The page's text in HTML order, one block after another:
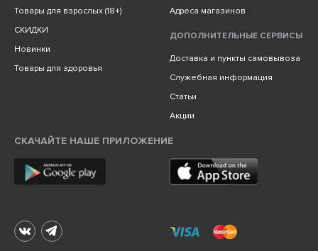
Товары для взрослых (18+)
СКИДКИ
Новинки
Товары для здоровья
Адреса магазинов
ДОПОЛНИТЕЛЬНЫЕ СЕРВИСЫ
Доставка и пункты самовывоза
Служебная информация
Статьи
Акции
СКАЧАЙТЕ НАШЕ ПРИЛОЖЕНИЕ